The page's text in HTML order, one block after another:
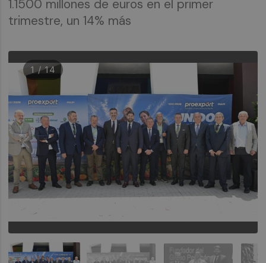
1.1500 millones de euros en el primer
trimestre, un 14% más
1 / 14